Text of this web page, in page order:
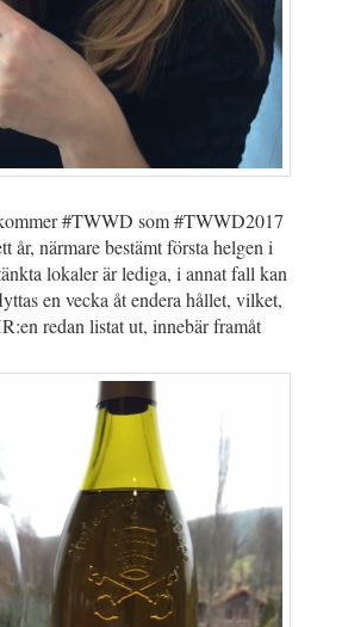
#TWWD som #TWWD2017
år, närmare bestämt första helgen i
lokaler är lediga, i annat fall kan
en vecka åt endera hållet, vilket,
redan listat ut, innebär framåt